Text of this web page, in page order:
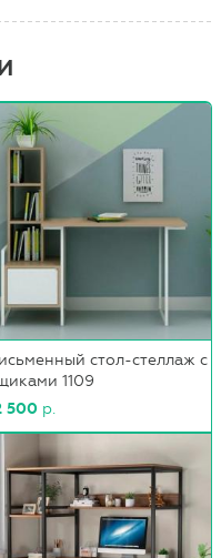
стол-стеллаж с
1109
500 р.